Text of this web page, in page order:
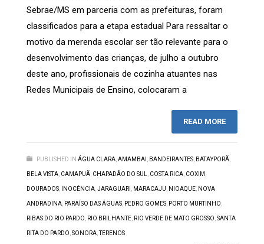
Sebrae/MS em parceria com as prefeituras, foram
classificados para a etapa estadual Para ressaltar o
motivo da merenda escolar ser tão relevante para o
desenvolvimento das crianças, de julho a outubro
deste ano, profissionais de cozinha atuantes nas
Redes Municipais de Ensino, colocaram a
READ MORE
PUBLISHED IN ÁGUA CLARA AMAMBAI BANDEIRANTES BATAYPORÃ
BELA VISTA CAMAPUÃ CHAPADÃO DO SUL COSTA RICA COXIM
DOURADOS INOCÊNCIA JARAGUARI MARACAJU NIOAQUE NOVA
ANDRADINA PARAÍSO DAS ÁGUAS PEDRO GOMES PORTO MURTINHO
RIBAS DO RIO PARDO RIO BRILHANTE RIO VERDE DE MATO GROSSO SANTA
RITA DO PARDO SONORA ,TERENOS